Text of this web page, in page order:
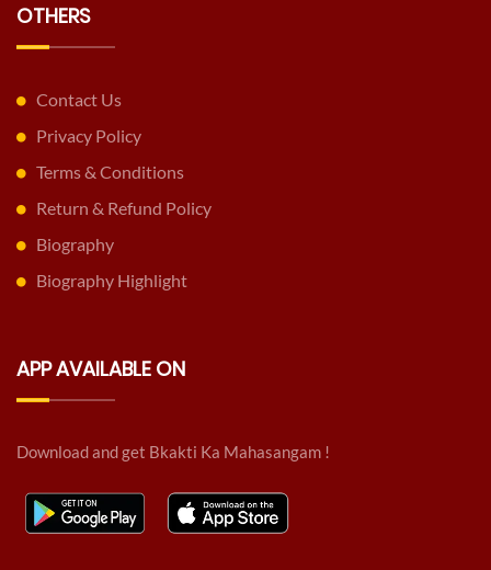
OTHERS
Contact Us
Privacy Policy
Terms & Conditions
Return & Refund Policy
Biography
Biography Highlight
APP AVAILABLE ON
Download and get Bkakti Ka Mahasangam !